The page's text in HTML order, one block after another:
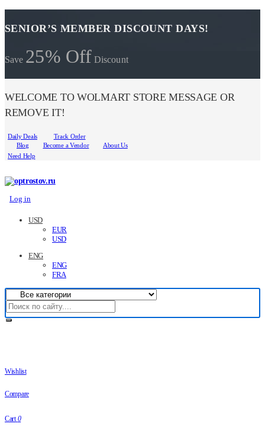
SENIOR’S MEMBER DISCOUNT DAYS!
Save 25% Off Discount
WELCOME TO WOLMART STORE MESSAGE OR
REMOVE IT!
Daily Deals
Track Order
Blog
Become a Vendor
About Us
Need Help
Log in
USD
EUR
USD
ENG
ENG
FRA
Wishlist
Compare
Cart 0